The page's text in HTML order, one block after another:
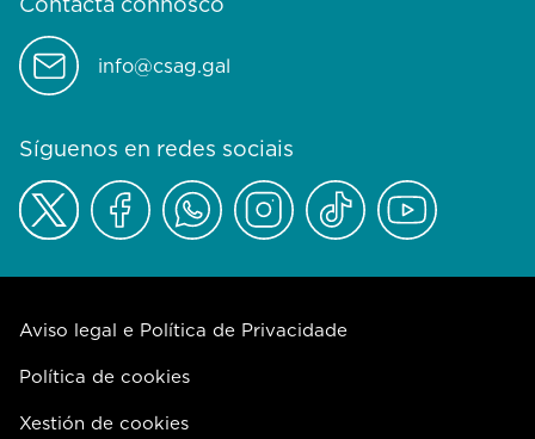
info@csag.gal
Síguenos en redes sociais
Aviso legal e Política de Privacidade
Política de cookies
Xestión de cookies